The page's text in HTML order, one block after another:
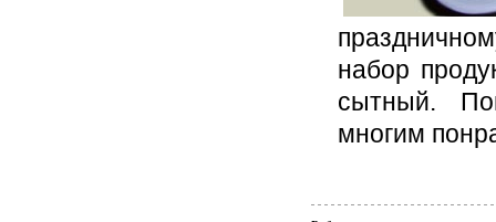
набор
сытный.
многим